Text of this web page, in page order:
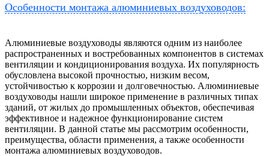
Особенности монтажа алюминиевых воздуховодов:
Алюминиевые воздуховоды являются одним из наиболее
распространенных и востребованных компонентов в системах
вентиляции и кондиционирования воздуха. Их популярность
обусловлена высокой прочностью, низким весом,
устойчивостью к коррозии и долговечностью. Алюминиевые
воздуховоды нашли широкое применение в различных типах
зданий, от жилых до промышленных объектов, обеспечивая
эффективное и надежное функционирование систем
вентиляции. В данной статье мы рассмотрим особенности,
преимущества, области применения, а также особенности
монтажа алюминиевых воздуховодов.